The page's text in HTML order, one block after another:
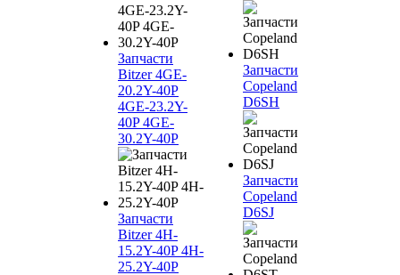
Запчасти
Bitzer 4GE-
20.2Y-40P
4GE-23.2Y-
40P 4GE-
30.2Y-40P
Запчасти
Bitzer 4H-
15.2Y-40P 4H-
25.2Y-40P
Запчасти
Copeland
D6SH
Запчасти
Copeland
D6SJ